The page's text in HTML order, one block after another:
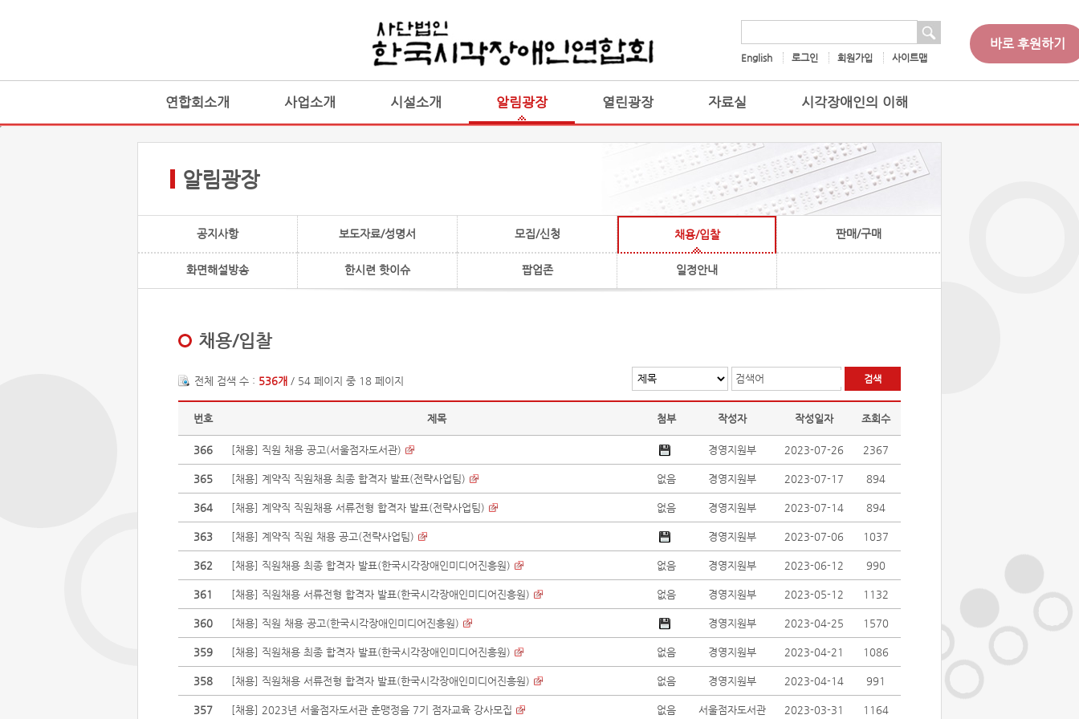
English 로그인 회원가입 사이트맵
바로 후원하기
연합회소개 사업소개 시설소개 알림광장 열린광장 자료실 시각장애인의 이해
알림광장
공지사항 보도자료/성명서 모집/신청 채용/입찰 판매/구매
화면해설방송 한시련 핫이슈 팝업존 일정안내
채용/입찰
검색어
전체 검색 수 : 536개 / 54 페이지 중 18 페이지
번호 제목 첨부 작성자 작성일자 조회수
366 [채용] 직원 채용 공고(서울점자도서관) 경영지원부 2023-07-26 2367
365 [채용] 계약직 직원채용 최종 합격자 발표(전략사업팀) 없음 경영지원부 2023-07-17 894
364 [채용] 계약직 직원채용 서류전형 합격자 발표(전략사업팀) 없음 경영지원부 2023-07-14 894
363 [채용] 계약직 직원 채용 공고(전략사업팀) 경영지원부 2023-07-06 1037
362 [채용] 직원채용 최종 합격자 발표(한국시각장애인미디어진흥원) 없음 경영지원부 2023-06-12 990
361 [채용] 직원채용 서류전형 합격자 발표(한국시각장애인미디어진흥원) 없음 경영지원부 2023-05-12 1132
360 [채용] 직원 채용 공고(한국시각장애인미디어진흥원) 경영지원부 2023-04-25 1570
359 [채용] 직원채용 최종 합격자 발표(한국시각장애인미디어진흥원) 없음 경영지원부 2023-04-21 1086
358 [채용] 직원채용 서류전형 합격자 발표(한국시각장애인미디어진흥원) 없음 경영지원부 2023-04-14 991
357 [채용] 2023년 서울점자도서관 훈맹정음 7기 점자교육 강사모집 없음 서울점자도서관 2023-03-31 1164